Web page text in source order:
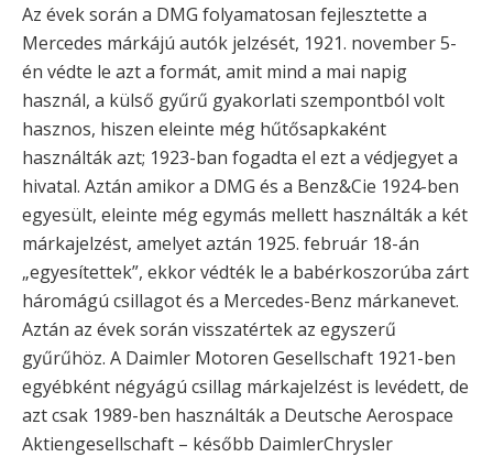
Az évek során a DMG folyamatosan fejlesztette a
Mercedes márkájú autók jelzését, 1921. november 5-
én védte le azt a formát, amit mind a mai napig
használ, a külső gyűrű gyakorlati szempontból volt
hasznos, hiszen eleinte még hűtősapkaként
használták azt; 1923-ban fogadta el ezt a védjegyet a
hivatal. Aztán amikor a DMG és a Benz&Cie 1924-ben
egyesült, eleinte még egymás mellett használták a két
márkajelzést, amelyet aztán 1925. február 18-án
„egyesítettek”, ekkor védték le a babérkoszorúba zárt
háromágú csillagot és a Mercedes-Benz márkanevet.
Aztán az évek során visszatértek az egyszerű
gyűrűhöz. A Daimler Motoren Gesellschaft 1921-ben
egyébként négyágú csillag márkajelzést is levédett, de
azt csak 1989-ben használták a Deutsche Aerospace
Aktiengesellschaft – később DaimlerChrysler